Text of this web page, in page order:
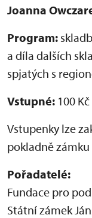
Joanna
Program:
a díla dalších
spjatých s
Vstupné: 100 Kč
Vstupenky lze
pokladně
Pořadatelé:
Fundace pro
Státní zámek